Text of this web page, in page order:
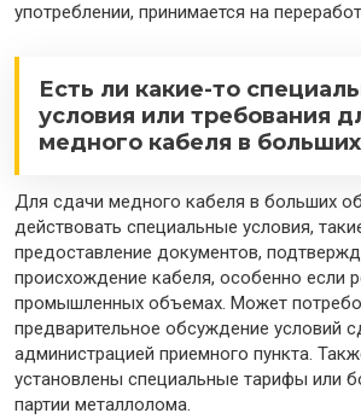
употреблении, принимается на
Есть ли какие-то
условия или требования
медного кабеля в
Для сдачи медного кабеля в больших
действовать специальные условия,
предоставление документов,
происхождение кабеля, особенно если
промышленных объемах. Может
предварительное обсуждение условий
администрацией приемного пункта.
установлены специальные тарифы или
партии металлолома.